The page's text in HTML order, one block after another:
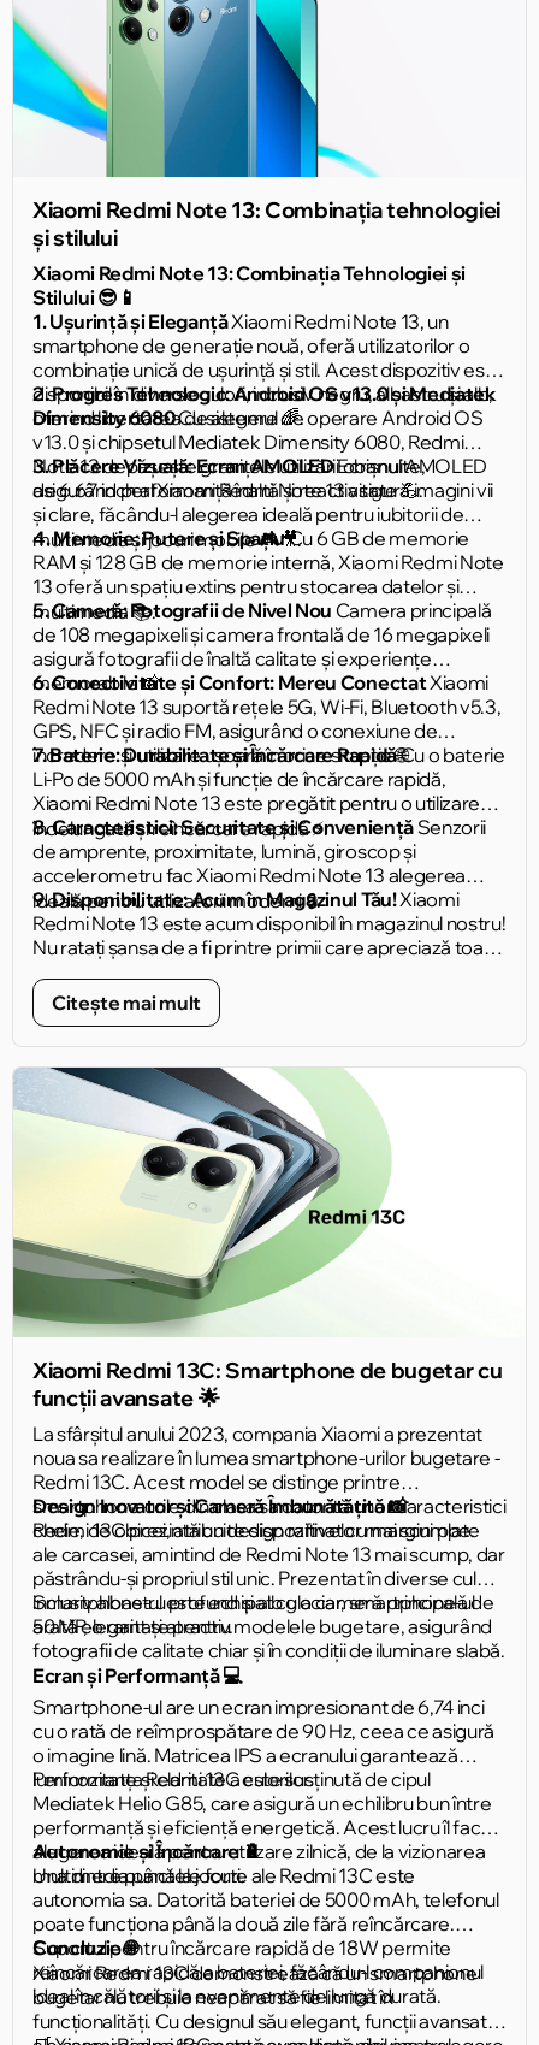
Xiaomi Redmi Note 13: Combinația tehnologiei
și stilului
Xiaomi Redmi Note 13: Combinația Tehnologiei și
Stilului 😎📱
1. Ușurință și EleganțăXiaomi Redmi Note 13, un
smartphone de generație nouă, oferă utilizatorilor o
combinație unică de ușurință și stil. Acest dispozitiv este
disponibil în diverse culori, inclusiv negru, albastru și alb,
oferind libertatea de alegere 🌈.
2. Progres Tehnologic: Android OS v13.0 și Mediatek
Dimensity 6080Cu sistemul de operare Android OS
v13.0 și chipsetul Mediatek Dimensity 6080, Redmi
Note 13 depășește granițele utilizării obișnuite,
asigurând performanță înaltă și reactivitate 💪.
3. Plăcere Vizuală: Ecran AMOLEDEcranul AMOLED
de 6.67 inch al Xiaomi Redmi Note 13 asigură imagini vii
și clare, făcându-l alegerea ideală pentru iubitorii de
multimedia și jocuri mobile 🎮🎥.
4. Memorie: Putere și SpațiuCu 6 GB de memorie
RAM și 128 GB de memorie internă, Xiaomi Redmi Note
13 oferă un spațiu extins pentru stocarea datelor și
multimedia 📚.
5. Cameră: Fotografii de Nivel Nou Camera principală
de 108 megapixeli și camera frontală de 16 megapixeli
asigură fotografii de înaltă calitate și experiențe
memorabile 📸.
6. Conectivitate și Confort: Mereu ConectatXiaomi
Redmi Note 13 suportă rețele 5G, Wi-Fi, Bluetooth v5.3,
GPS, NFC și radio FM, asigurând o conexiune de
încredere și utilizare ușoară în orice situație 🌐.
7. Baterie: Durabilitate și Încărcare RapidăCu o baterie
Li-Po de 5000 mAh și funcție de încărcare rapidă,
Xiaomi Redmi Note 13 este pregătit pentru o utilizare
îndelungată și reîncărcare rapidă ⚡️.
8. Caracteristici: Securitate și ConveniențăSenzorii
de amprente, proximitate, lumină, giroscop și
accelerometru fac Xiaomi Redmi Note 13 alegerea
ideală pentru utilizatorii moderni 🔒.
9. Disponibilitate: Acum în Magazinul Tău!Xiaomi
Redmi Note 13 este acum disponibil în magazinul nostru!
Nu ratați șansa de a fi printre primii care apreciază toate
Citește mai mult
Xiaomi Redmi 13C: Smartphone de bugetar cu
funcții avansate 🌟
La sfârșitul anului 2023, compania Xiaomi a prezentat
noua sa realizare în lumea smartphone-urilor bugetare -
Redmi 13C. Acest model se distinge printre
smartphone-urile din clasa sa datorită unor caracteristici
cheie, de obicei, atribuite dispozitivelor mai scumpe.
Design Inovator și Cameră Îmbunătățită 📸
Redmi 13C prezintă un design rafinat cu margini plate
ale carcasei, amintind de Redmi Note 13 mai scump, dar
păstrându-și propriul stil unic. Prezentat în diverse culori,
inclusiv albastru profund și alb glaciar, smartphone-ul
arată elegant și atractiv.
Smartphone-ul este echipat cu o cameră principală de
50 MP, o raritate pentru modelele bugetare, asigurând
fotografii de calitate chiar și în condiții de iluminare slabă.
Ecran și Performanță 💻
Smartphone-ul are un ecran impresionant de 6,74 inci
cu o rată de reîmprospătare de 90 Hz, ceea ce asigură
o imagine lină. Matricea IPS a ecranului garantează
luminozitate și claritate a culorilor.
Performanța Redmi 13C este susținută de cipul
Mediatek Helio G85, care asigură un echilibru bun între
performanță și eficiență energetică. Acest lucru îl face
alegerea ideală pentru utilizare zilnică, de la vizionarea
multimedia până la jocuri.
Autonomie și Încărcare 🔋
Una dintre punctele forte ale Redmi 13C este
autonomia sa. Datorită bateriei de 5000 mAh, telefonul
poate funcționa până la două zile fără reîncărcare.
Suportul pentru încărcare rapidă de 18W permite
reîncărcarea rapidă a bateriei, făcându-l companionul
ideal în călătorii și la evenimente de lungă durată.
Concluzie 🌐
Xiaomi Redmi 13C demonstrează că un smartphone
bugetar nu trebuie neapărat să fie limitat în
funcționalități. Cu designul său elegant, funcții avansate